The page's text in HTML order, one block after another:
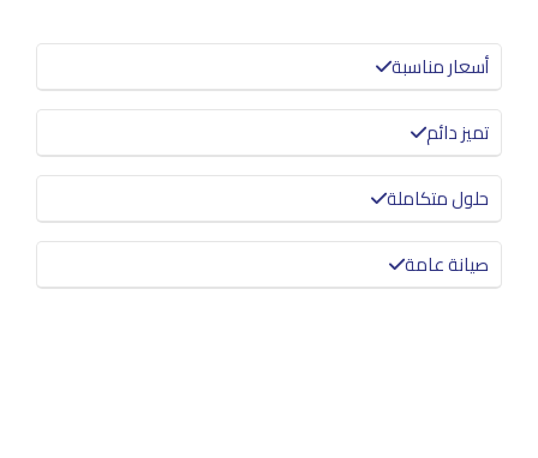
أسعار مناسبة
تميز دائم
حلول متكاملة
صيانة عامة